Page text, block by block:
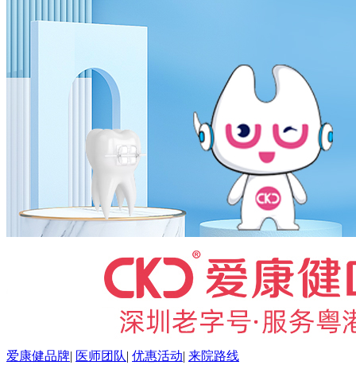
爱康健品牌| 医师团队| 优惠活动| 来院路线